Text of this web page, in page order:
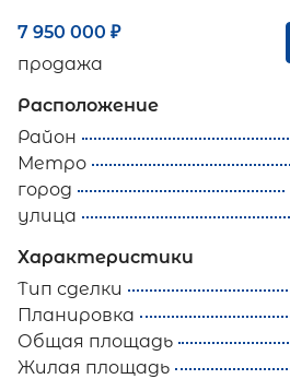
7 950 000 ₽
продажа
Расположение
Район
Метро
город
улица
Характеристики
Тип сделки
Планировка
Общая площадь
Жилая площадь